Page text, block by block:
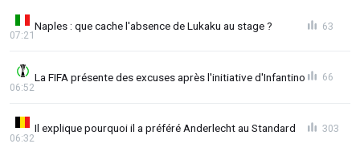
Naples : que cache l'absence de Lukaku au stage ?
07:21
63
La FIFA présente des excuses après l'initiative d'Infantino
06:52
66
Il explique pourquoi il a préféré Anderlecht au Standard
06:32
303